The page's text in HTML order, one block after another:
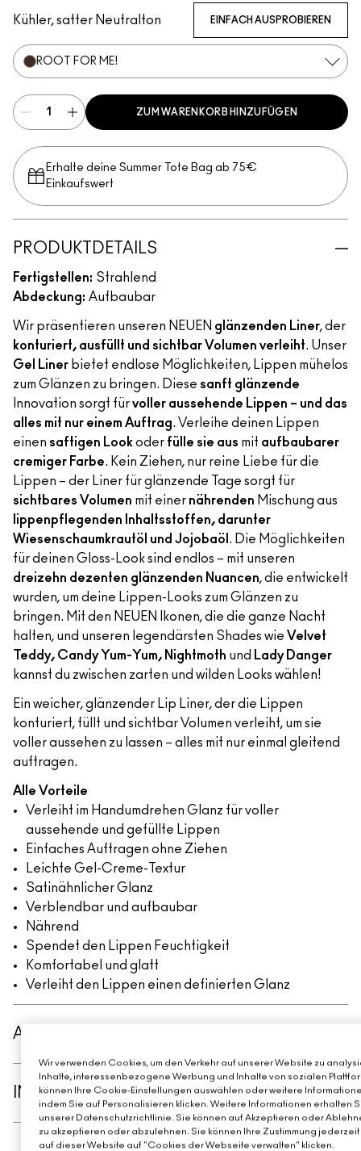
Kühler, satter Neutralton EINFACH AUSPROBIEREN
ROOT FOR ME!
ZUM WARENKORB HINZUFÜGEN
Erhalte deine Summer Tote Bag ab 75€
Einkaufswert​
PRODUKTDETAILS
Fertigstellen: Strahlend
Abdeckung: Aufbaubar
Wir präsentieren unseren NEUEN glänzenden Liner, der
konturiert, ausfüllt und sichtbar Volumen verleiht. Unser
Gel Liner bietet endlose Möglichkeiten, Lippen mühelos
zum Glänzen zu bringen. Diese sanft glänzende
Innovation sorgt fürvoller aussehende Lippen – und das
alles mit nur einem Auftrag. Verleihe deinen Lippen
einen saftigen Lookoder fülle sie aus mit aufbaubarer
cremiger Farbe. Kein Ziehen, nur reine Liebe für die
Lippen – der Liner für glänzende Tage sorgt für
sichtbares Volumen mit einer nährenden Mischung aus
lippenpflegenden Inhaltsstoffen, darunter
Wiesenschaumkrautöl und Jojobaöl . Die Möglichkeiten
für deinen Gloss-Look sind endlos – mit unseren
dreizehn dezenten glänzenden Nuancen, die entwickelt
wurden, um deine Lippen-Looks zum Glänzen zu
bringen. Mit den NEUEN Ikonen, die die ganze Nacht
halten, und unseren legendärsten Shades wie Velvet
Teddy, Candy Yum-Yum, Nightmoth und Lady Danger
kannst du zwischen zarten und wilden Looks wählen!
Ein weicher, glänzender Lip Liner, der die Lippen
konturiert, füllt und sichtbar Volumen verleiht, um sie
voller aussehen zu lassen – alles mit nur einmal gleitend
auftragen.
Alle Vorteile
Verleiht im Handumdrehen Glanz für voller
aussehende und gefüllte Lippen
Einfaches Auftragen ohne Ziehen
Leichte Gel-Creme-Textur
Satinähnlicher Glanz
Verblendbar und aufbaubar
Nährend
Spendet den Lippen Feuchtigkeit
Komfortabel und glatt
Verleiht den Lippen einen definierten Glanz
ANWENDUNG
INHALTSSTOFFE
Wir verwenden Cookies, um den Verkehr auf unserer Website zu
Inhalte, interessenbezogene Werbung und Inhalte von sozialen
können Ihre Cookie-Einstellungen auswählen oder weitere
indem Sie auf Personalisieren klicken. Weitere Informationen erhalten
unserer Datenschutzrichtlinie. Sie können auf Akzeptieren oder
zu akzeptieren oder abzulehnen. Sie können Ihre Zustimmung
auf dieser Website auf "Cookies der Webseite verwalten" klicken.